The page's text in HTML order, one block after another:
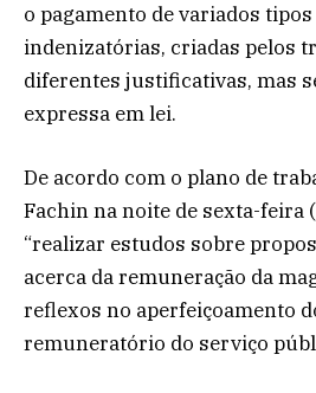
o pagamento de variados
indenizatórias, criadas pelos
diferentes justificativas, mas
expressa em lei.
De acordo com o plano de
Fachin na noite de sexta-feira
“realizar estudos sobre
acerca da remuneração da
reflexos no aperfeiçoamento
remuneratório do serviço